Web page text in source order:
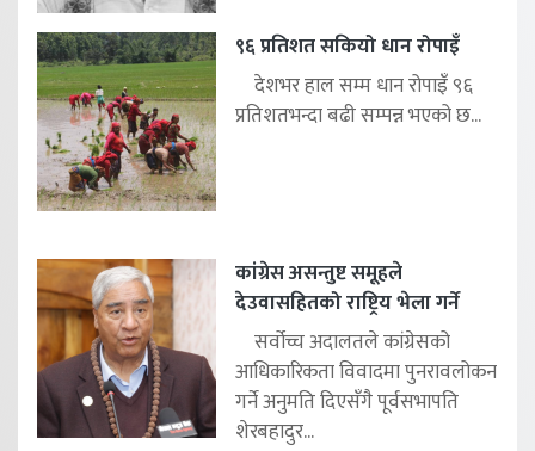
९६ प्रतिशत सकियो धान रोपाइँ
देशभर हाल सम्म धान रोपाइँ ९६
प्रतिशतभन्दा बढी सम्पन्न भएको छ...
कांग्रेस असन्तुष्ट समूहले
देउवासहितको राष्ट्रिय भेला गर्ने
सर्वोच्च अदालतले कांग्रेसको
आधिकारिकता विवादमा पुनरावलोकन
गर्ने अनुमति दिएसँगै पूर्वसभापति
शेरबहादुर...